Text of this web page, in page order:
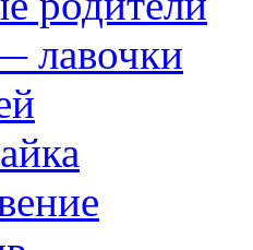
лавочки